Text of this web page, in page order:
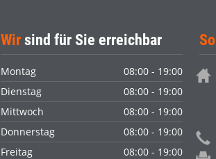
Wirsind für Sie erreichbar
Montag
08:00 - 19:00
Dienstag
08:00 - 19:00
Mittwoch
08:00 - 19:00
Donnerstag
08:00 - 19:00
Freitag
08:00 - 19:00
So